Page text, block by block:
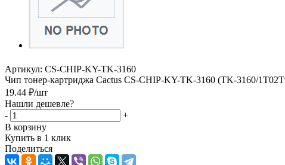
Артикул: CS-CHIP-KY-TK-3160
Чип тонер-картриджа Cactus CS-CHIP-KY-TK-3160 (TK-3160/
19.44 ₽/шт
Нашли дешевле?
-
+
В корзину
Купить в 1 клик
Поделиться